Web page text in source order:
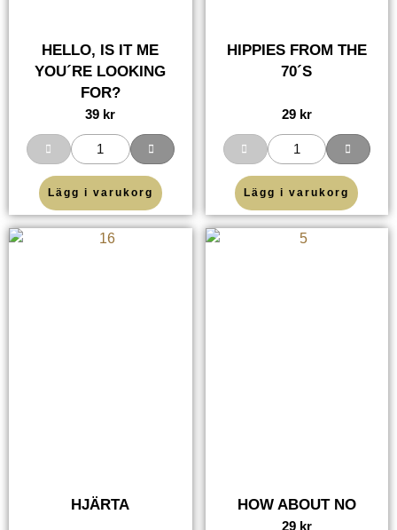
HELLO, IS IT ME
YOU´RE LOOKING
FOR?
39 kr
Lägg i varukorg
HIPPIES FROM THE
70´S
29 kr
Lägg i varukorg
HJÄRTA HOW ABOUT NO
29 kr